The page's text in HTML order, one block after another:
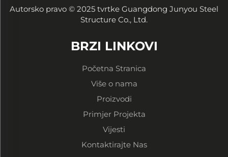
Autorsko pravo © 2025 tvrtke Guangdong Junyou Steel
Structure Co., Ltd.
BRZI LINKOVI
Početna Stranica
Više o nama
Proizvodi
Primjer Projekta
Vijesti
Kontaktirajte Nas